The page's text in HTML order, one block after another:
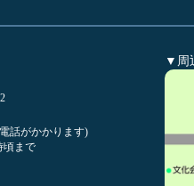
話がかかります)
頃まで
▼周